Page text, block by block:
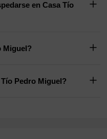
en Casa Tío
Miguel?
Pedro Miguel?